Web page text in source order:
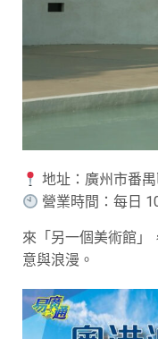
地址：廣州市番
營業時間：每日
來「另一個美術館」
意與浪漫。